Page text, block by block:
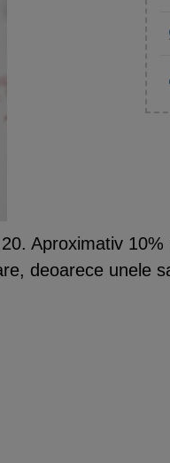
Aproximativ
deoarece unele